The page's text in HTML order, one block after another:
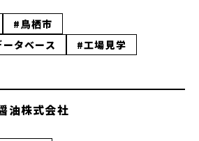
#鳥栖市
タベース
#工場見学
油株式会社